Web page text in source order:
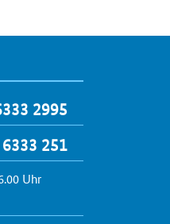
2995
251
Uhr